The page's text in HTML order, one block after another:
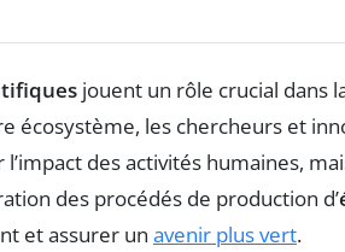
jouent un rôle crucial dans
écosystème, les chercheurs et
des activités humaines,
des procédés de production d’
et assurer un avenir plus vert.